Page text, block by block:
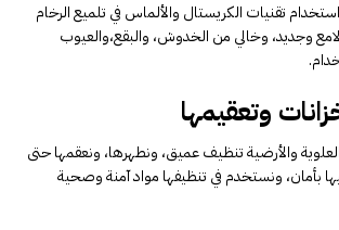
تقنيات الكريستال والألماس في تلميع الرخام
وجديد، وخالي من الخدوش، والبقع،والعيوب
والأرضية تنظيف عميق، ونطهرها، ونعقمها حتى
بأمان، ونستخدم في تنظيفها مواد آمنة وصحية